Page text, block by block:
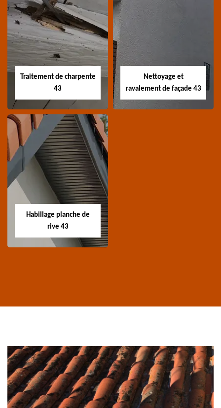
Devis nettoyage de
toiture 43
Devis nettoyage de
toiture 43 Haute-Loire
toiture 43
Devis réparation de
toiture 43 Haute-Loire
Traitement de charpente
43
Traitement de
charpente 43
Spécialiste en
traitement de
Loire
Nettoyage et
ravalement de façade 43
Habillage planche de
rive 43
de rive 43
Haute-Loire